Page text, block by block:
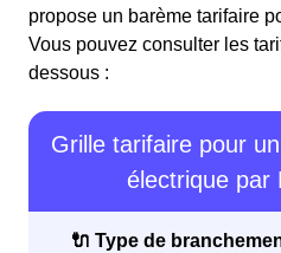
propose un barème tarifaire
Vous pouvez consulter les
dessous :
Grille tarifaire pour
électrique par
🔌 Type de